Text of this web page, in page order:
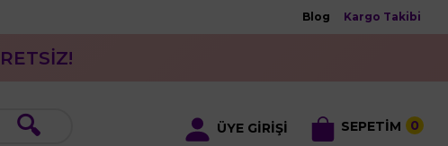
Blog Kargo Takibi
🔍 ÜYE GİRİŞİ SEPETİM 0